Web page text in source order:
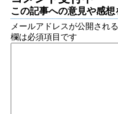
この記事への意見や感想
メールアドレスが公開され
欄は必須項目です